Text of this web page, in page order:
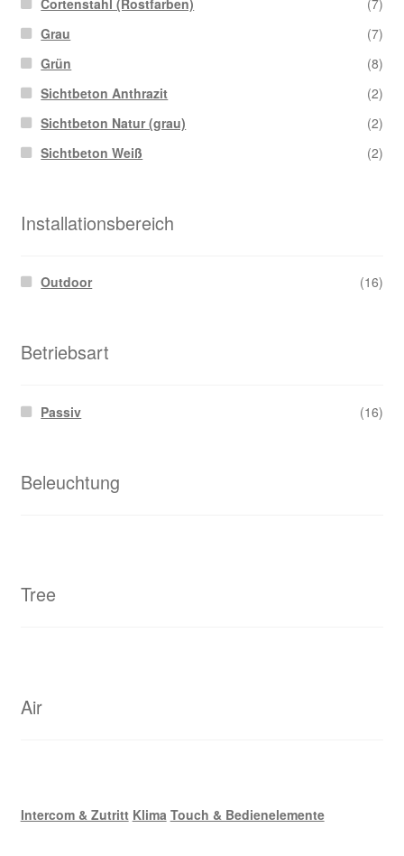
Grau
(7)
Grün
(8)
Sichtbeton Anthrazit
(2)
Sichtbeton Natur (grau)
(2)
Sichtbeton Weiß
(2)
Installationsbereich
Outdoor (16)
Betriebsart
Passiv (16)
Beleuchtung
Tree
Air
Intercom & Zutritt Klima Touch & Bedienelemente